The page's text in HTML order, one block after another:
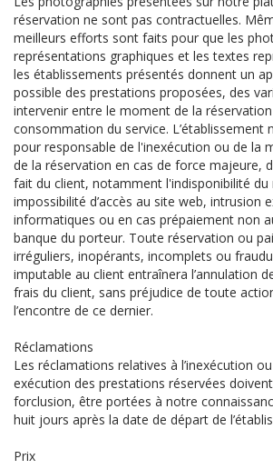
réservation ne sont pas contractuelles.
meilleurs efforts sont faits pour que les
représentations graphiques et les textes
les établissements présentés donnent un
possible des prestations proposées, des
intervenir entre le moment de la
consommation du service. L’établissement
pour responsable de l'inexécution ou de la
de la réservation en cas de force majeure,
fait du client, notamment l'indisponibilité du
impossibilité d’accès au site web, intrusion
informatiques ou en cas prépaiement non
banque du porteur. Toute réservation ou
irréguliers, inopérants, incomplets ou
imputable au client entraînera l’annulation
frais du client, sans préjudice de toute
l’encontre de ce dernier.
Réclamations
Les réclamations relatives à l’inexécution
exécution des prestations réservées
forclusion, être portées à notre
huit jours après la date de départ de
Prix